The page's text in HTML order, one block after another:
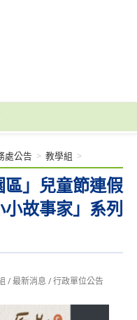
區」兒童節連假
故事家」系列
處公告 > 教學組 >
/最新消息 /行政單位公告